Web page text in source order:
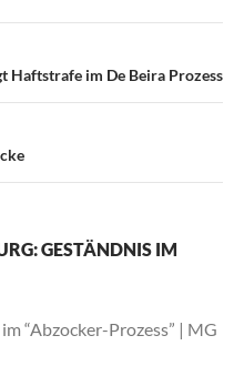
im De Beira Prozess
GESTÄNDNIS IM
“Abzocker-Prozess” | MG